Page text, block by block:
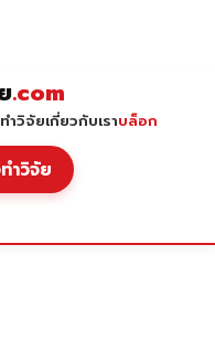
.com
ำวิจัยเกี่ยวกับเราบล็อก
ำวิจัย